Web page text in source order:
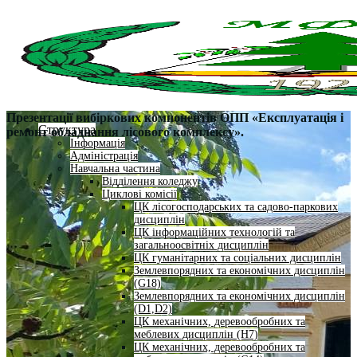
Структура
Інформація
Адміністрація
Навчальна частина
Відділення коледжу
Циклові комісії
ЦК лісогосподарських та садово-паркових
дисциплін
ЦК інформаційних технологій та
загальноосвітніх дисциплін
ЦК гуманітарних та соціальних дисциплін
Землевпорядних та економічних дисциплін
(G18)
Землевпорядних та економічних дисциплін
(D1,D2)
ЦК механічних, деревообробних та
меблевих дисциплін (H7)
ЦК механічних, деревообробних та
Презентації вибіркових компонентів ОПП «Експлуатація і
ремонт обладнання лісового комплексу».